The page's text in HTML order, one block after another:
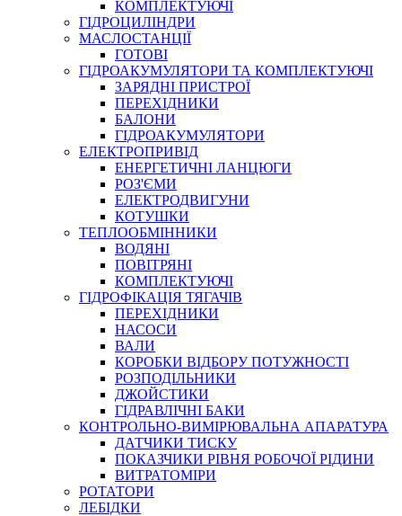
СПЕЦІАЛЬНІ
ГЕРМЕТИКИ
КЛЕЇ, ЦЕМЕНТИ, ЕПОКСИДКИ
РЕМОНТ ГІДРОЦИЛІНДРІВ
БОРЕКС, ЕО
КОМПЛЕКТУЮЧІ
ГІДРОЦИЛІНДРИ
МАСЛОСТАНЦІЇ
ГОТОВІ
ГІДРОАКУМУЛЯТОРИ ТА КОМПЛЕКТУЮЧІ
ЗАРЯДНІ ПРИСТРОЇ
ПЕРЕХІДНИКИ
БАЛОНИ
ГІДРОАКУМУЛЯТОРИ
ЕЛЕКТРОПРИВІД
ЕНЕРГЕТИЧНІ ЛАНЦЮГИ
РОЗ'ЄМИ
ЕЛЕКТРОДВИГУНИ
КОТУШКИ
ТЕПЛООБМІННИКИ
ВОДЯНІ
ПОВІТРЯНІ
КОМПЛЕКТУЮЧІ
ГІДРОФІКАЦІЯ ТЯГАЧІВ
ПЕРЕХІДНИКИ
НАСОСИ
ВАЛИ
КОРОБКИ ВІДБОРУ ПОТУЖНОСТІ
РОЗПОДІЛЬНИКИ
ДЖОЙСТИКИ
ГІДРАВЛІЧНІ БАКИ
КОНТРОЛЬНО-ВИМІРЮВАЛЬНА АПАРАТУРА
ДАТЧИКИ ТИСКУ
ПОКАЗЧИКИ РІВНЯ РОБОЧОЇ РІДИНИ
ВИТРАТОМІРИ
РОТАТОРИ
ЛЕБІДКИ